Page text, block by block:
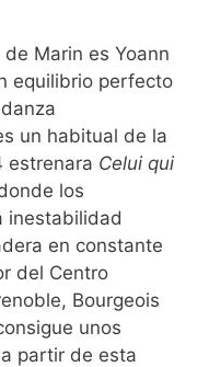
Marin es Yoann
equilibrio perfecto
un habitual de la
estrenara Celui qui
los
inestabilidad
en constante
del Centro
Bourgeois
unos
partir de esta